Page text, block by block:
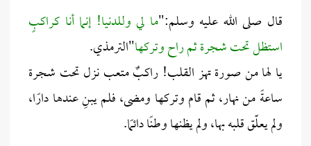
قال صلى الله عليه وسلم:"ما لي وللدنيا! إنما أنا كراكبٍ
استظل تحت شجرة ثم راح وتركها"الترمذي.
يا لها من صورة تهز القلب! راكبٌ متعب نزل تحت شجرة
ساعةً من نهار، ثم قام وتركها ومضى، فلم يبنِ عندها دارًا،
ولم يعلّق قلبه بها، ولم يظنها وطنًا دائمًا.